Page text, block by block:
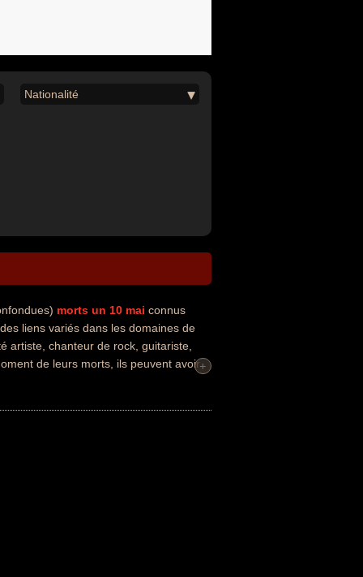
Nationalité
morts un 10 mai connus
liens variés dans les domaines de
artiste, chanteur de rock, guitariste,
de leurs morts, ils peuvent avoir+